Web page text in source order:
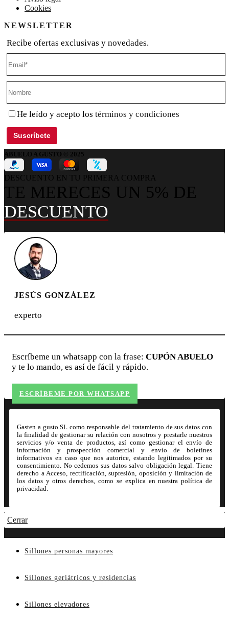
Cookies
NEWSLETTER
Recibe ofertas exclusivas y novedades.
He leído y acepto los términos y condiciones
ABUELO A GUSTO © 2025
DESCUENTO EN TU PRIMERA COMPRA
TE MERECES UN 5% DE
DESCUENTO
JESÚS GONZÁLEZ
experto
Escríbeme un whatsapp con la frase: CUPÓN ABUELO
y te lo mando, es así de fácil y rápido.
ESCRÍBEME POR WHATSAPP
Gasten a gusto SL como responsable del tratamiento de sus datos con
la finalidad de gestionar su relación con nosotros y prestarle nuestros
servicios y/o venta de productos, así como gestionar el envío de
información y prospección comercial y envío de boletines
informativos en caso que nos autorice, estando legitimados por su
consentimiento. No cedemos sus datos salvo obligación legal. Tiene
derecho a Acceso, rectificación, supresión, oposición y limitación de
los datos y otros derechos, como se explica en nuestra política de
privacidad.
Cerrar
Sillones personas mayores
Sillones geriátricos y residencias
Sillones elevadores